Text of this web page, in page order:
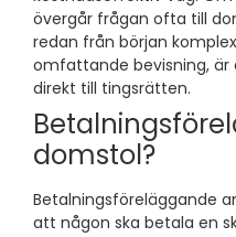
övergår frågan ofta till
redan från början
omfattande bevisning,
direkt till tingsrätten.
domstol?
Betalningsföreläggande
att någon ska betala en